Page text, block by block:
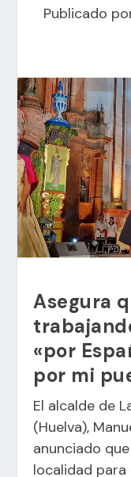
Publicado
Asegura
«por
por mi
El alcalde de
(Huelva),
anunciado
localidad para